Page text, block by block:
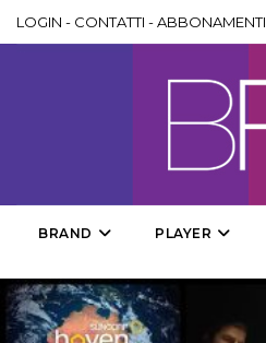
LOGIN - CONTATTI -ABBONAMENTI
BRAND PLAYER